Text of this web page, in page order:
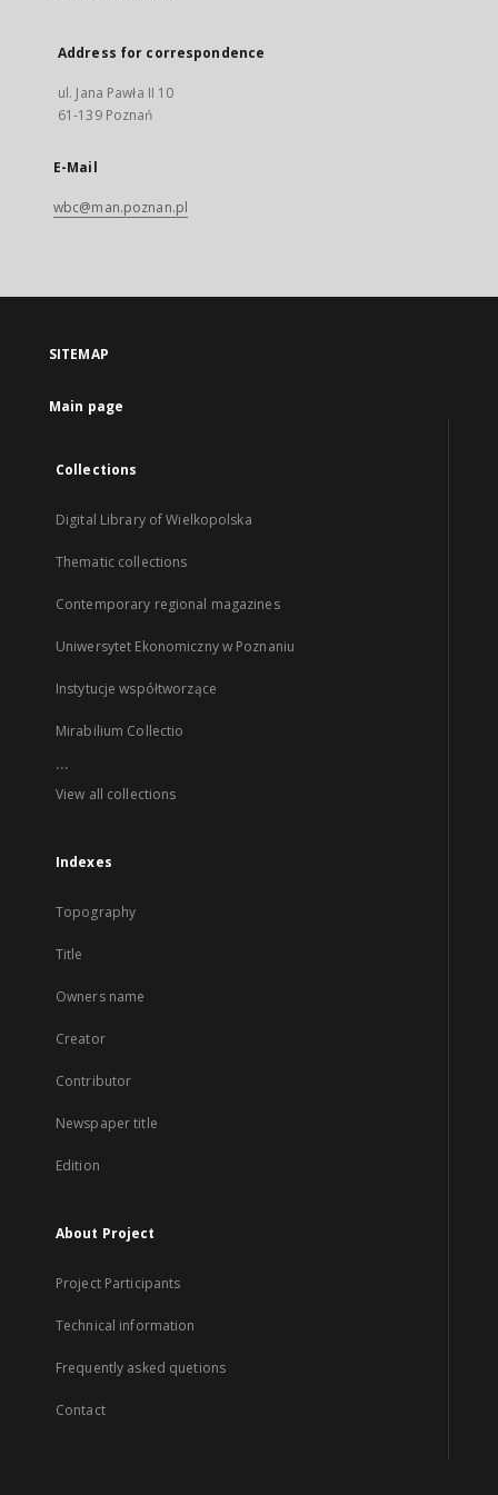
Address for correspondence
ul. Jana Pawła II 10
61-139 Poznań
E-Mail
wbc@man.poznan.pl
SITEMAP
Main page
Collections
Digital Library of Wielkopolska
Thematic collections
Contemporary regional magazines
Uniwersytet Ekonomiczny w Poznaniu
Instytucje współtworzące
Mirabilium Collectio
...
View all collections
Indexes
Topography
Title
Owners name
Creator
Contributor
Newspaper title
Edition
About Project
Project Participants
Technical information
Frequently asked quetions
Contact